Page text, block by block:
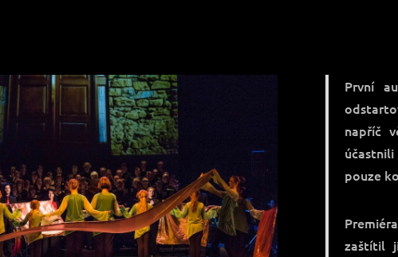
První
napříč
pouze
zaštítil